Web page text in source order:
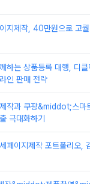
지제작, 40만원으로 고퀄
하는 상품등록 대행, 디
인 판매 전략
작과 쿠팡&middot;스마
극대화하기
페이지제작 포트폴리오,